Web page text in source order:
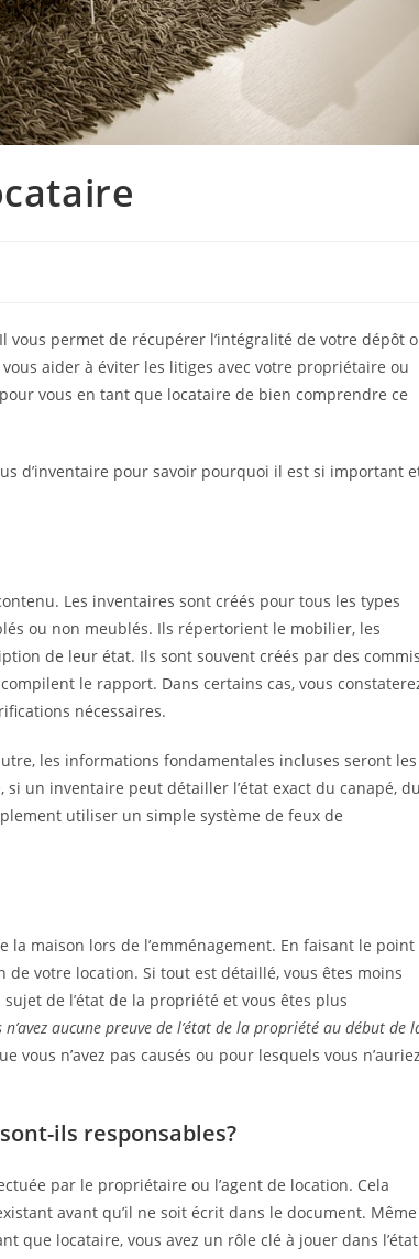
permet de récupérer l’intégralité de votre dépôt
aider à éviter les litiges avec votre propriétaire ou
vous en tant que locataire de bien comprendre ce
d’inventaire pour savoir pourquoi il est si important
Les inventaires sont créés pour tous les types
ou non meublés. Ils répertorient le mobilier, les
de leur état. Ils sont souvent créés par des commis
le rapport. Dans certains cas, vous
nécessaires.
les informations fondamentales incluses seront les
un inventaire peut détailler l’état exact du canapé, du
utiliser un simple système de feux de
la maison lors de l’emménagement. En faisant le point
votre location. Si tout est détaillé, vous êtes moins
de l’état de la propriété et vous êtes plus
n’avez aucune preuve de l’état de la propriété au début de
n’avez pas causés ou pour lesquels vous n’auriez
ils responsables?
par le propriétaire ou l’agent de location. Cela
avant qu’il ne soit écrit dans le document. Même
que locataire, vous avez un rôle clé à jouer dans l’état